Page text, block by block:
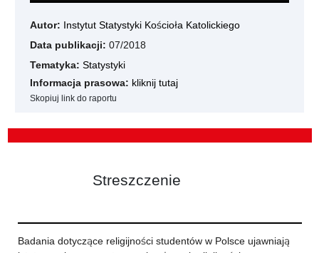
Autor: Instytut Statystyki Kościoła Katolickiego
Data publikacji: 07/2018
Tematyka: Statystyki
Informacja prasowa: kliknij tutaj
Skopiuj link do raportu
Streszczenie
Badania dotyczące religijności studentów w Polsce ujawniają